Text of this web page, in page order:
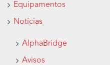
Equipamentos
Notícias
AlphaBridge
Avisos